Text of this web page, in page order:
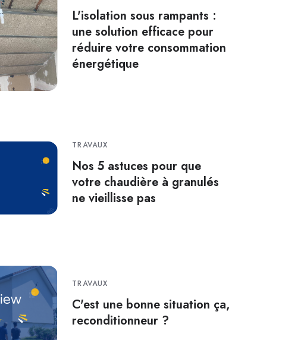
L'isolation sous rampants :
une solution efficace pour
réduire votre consommation
énergétique
TRAVAUX
Nos 5 astuces pour que
votre chaudière à granulés
ne vieillisse pas
TRAVAUX
C'est une bonne situation ça,
reconditionneur ?